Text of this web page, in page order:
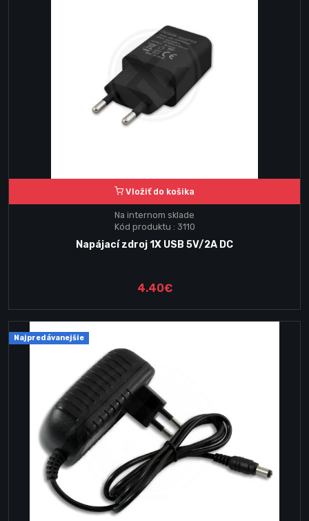
Vložiť do košika
Na internom sklade
Kód produktu : 3110
Napájací zdroj 1X USB 5V/2A DC
4.40€
Najpredávanejšie